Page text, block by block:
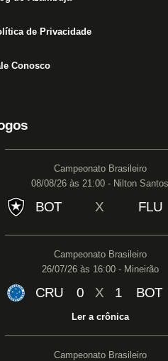
de Privacidade
Conosco
Campeonato Brasileiro
08/08/26 às 21:00 - Nilton Santos
BOT X FLU
Campeonato Brasileiro
26/07/26 às 16:00 - Mineirão
CRU 0 X 1 BOT
Ler a crônica
Campeonato Brasileiro